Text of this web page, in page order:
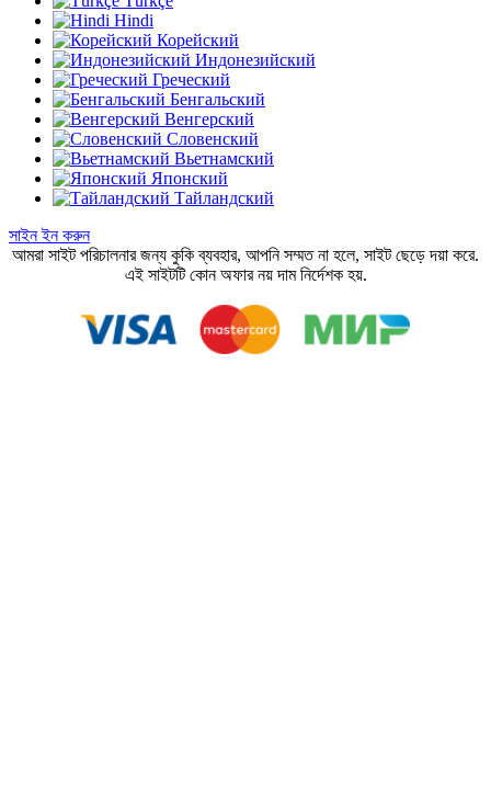
Hindi
Корейский
Индонезийский
Греческий
Бенгальский
Венгерский
Словенский
Вьетнамский
Японский
Тайландский
সাইন ইন করুন
আমরা সাইট পরিচালনার জন্য কুকি ব্যবহার, আপনি সম্মত না হলে, সাইট ছেড়ে দয়া করে.
এই সাইটটি কোন অফার নয় দাম নির্দেশক হয়.